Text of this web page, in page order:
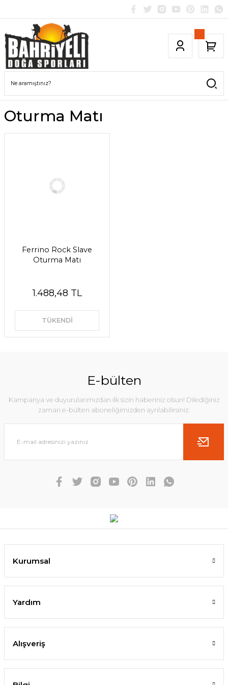
Oturma Matı
Ferrino Rock Slave
Oturma Matı
1.488,48 TL
TÜKENDİ
E-bülten
Kampanya ve duyurularımızdan ilk sizin haberiniz olsun! Dilediğiniz
zaman e-bülten aboneliğimizden ayrılabilirsiniz.
Kurumsal
Yardım
Alışveriş